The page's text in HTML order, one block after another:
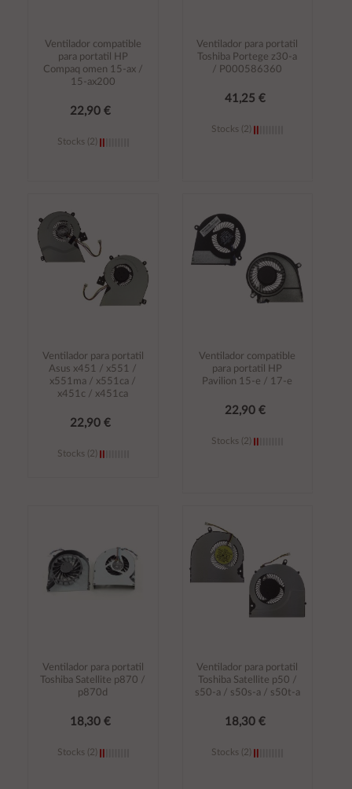
Ventilador compatible
para portatil HP
Compaq omen 15-ax /
15-ax200
22,90 €
Stocks (2)
carrito
Ventilador para portatil
Toshiba Portege z30-a
/ P000586360
41,25 €
Stocks (2)
carrito
Ventilador para portatil
Asus x451 / x551 /
x551ma / x551ca /
x451c / x451ca
22,90 €
Stocks (2)
Ventilador compatible
para portatil HP
Pavilion 15-e / 17-e
22,90 €
Stocks (2)
carrito
Ventilador para portatil
Toshiba Satellite p870 /
p870d
18,30 €
Stocks (2)
Ventilador para portatil
Toshiba Satellite p50 /
s50-a / s50s-a / s50t-a
18,30 €
Stocks (2)